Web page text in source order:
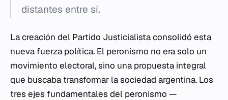
distantes entre sí.
La creación del Partido Justicialista consolidó esta
nueva fuerza política. El peronismo no era solo un
movimiento electoral, sino una propuesta integral
que buscaba transformar la sociedad argentina. Los
tres ejes fundamentales del peronismo —